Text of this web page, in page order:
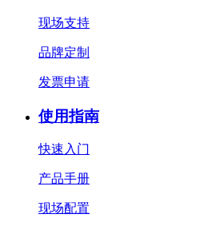
现场支持
品牌定制
发票申请
使用指南
快速入门
产品手册
现场配置